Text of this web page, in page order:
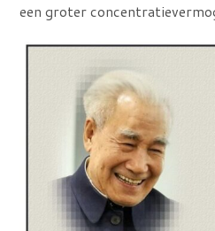
een groter